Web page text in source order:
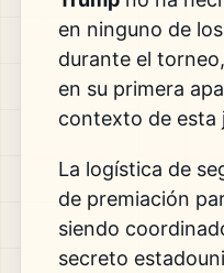
en ninguno de
durante el
en su primera
contexto de esta
La logística de
de premiación
siendo
secreto